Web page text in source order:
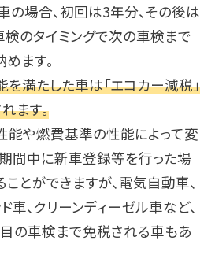
の場合、初回は3年分、その後は
のタイミングで次の車検まで
ます。
満たした車は「エコカー減税」
ます。
能や燃費基準の性能によって変
期間中に新車登録等を行った場
ことができますが、電気自動車、
車、クリーンディーゼル車など、
の車検まで免税される車もあ